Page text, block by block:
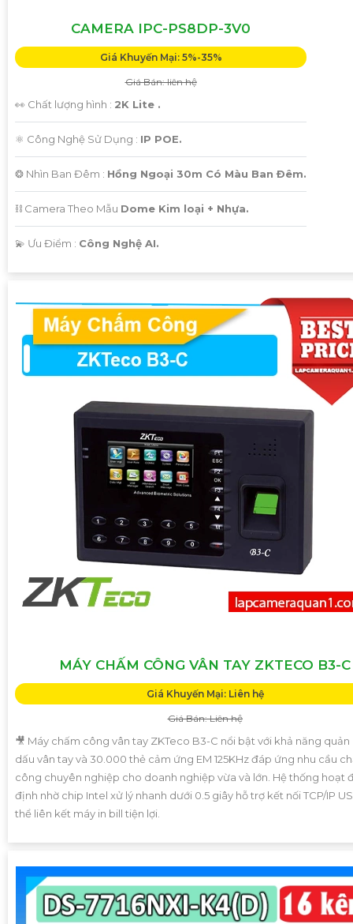
CAMERA IPC-PS8DP-3V0
Giá Khuyến Mại: 5%-35%
Giá Bán: liên hệ
👀 Chất lượng hình : 2K Lite .
⚛️ Công Nghệ Sử Dụng : IP POE.
❂ Nhìn Ban Đêm : Hồng Ngoại 30m Có Màu Ban Ðêm.
⛓ Camera Theo Mẫu Dome Kim loại + Nhựa.
️💫 Ưu Điểm : Công Nghệ AI.
MÁY CHẤM CÔNG VÂN TAY ZKTECO B3-C
Giá Khuyến Mại: Liên hệ
Giá Bán: Liên hệ
🎥 Máy chấm công vân tay ZKTeco B3-C nổi bật với khả năng
dấu vân tay và 30.000 thẻ cảm ứng EM 125KHz đáp ứng nhu cầu
công chuyên nghiệp cho doanh nghiệp vừa và lớn. Hệ thống hoạt
định nhờ chip Intel xử lý nhanh dưới 0.5 giây hỗ trợ kết nối TCP/IP
thể liên kết máy in bill tiện lợi.